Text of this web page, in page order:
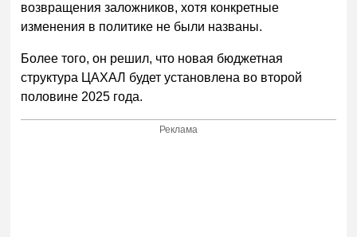
возвращения заложников, хотя конкретные
изменения в политике не были названы.
Более того, он решил, что новая бюджетная
структура ЦАХАЛ будет установлена во второй
половине 2025 года.
Реклама